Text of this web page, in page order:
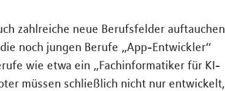
zahlreiche neue Berufsfelder auftauchen
noch jungen Berufe „App-Entwickler“
wie etwa ein „Fachinformatiker für KI-
müssen schließlich nicht nur entwickelt,